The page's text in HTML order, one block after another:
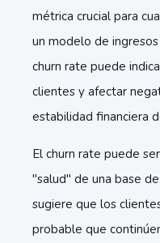
métrica crucial para
un modelo de
churn rate puede
clientes y afectar
estabilidad financiera
El churn rate puede
"salud" de una base
sugiere que los
probable que